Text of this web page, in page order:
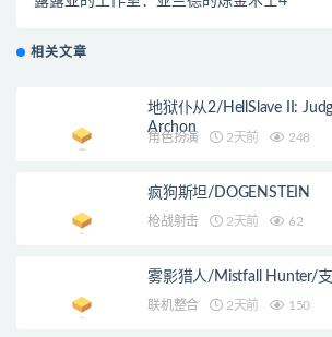
相关文章
地狱仆从2/HellSlave II:
Archon
角色扮演 2天前 248
疯狗斯坦/DOGENSTEIN
枪战射击 2天前 62
雾影猎人/Mistfall Hunter/
联机整合 2天前 150